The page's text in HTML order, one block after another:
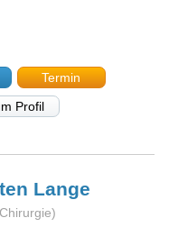
Termin
Profil
Lange